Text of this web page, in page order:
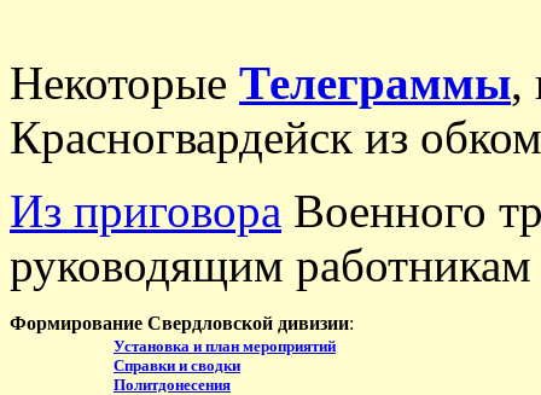
Некоторые Телеграммы,
Красногвардейск из
Из приговора Военного
руководящим работникам
Формирование Свердловской дивизии:
Установка и план мероприятий
Справки и сводки
Политдонесения